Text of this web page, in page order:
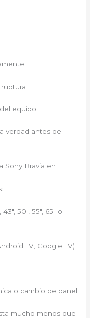
equipo
verdad antes de
Sony Bravia en
50″, 55″, 65″ o
TV, Google TV)
o cambio de panel
mucho menos que